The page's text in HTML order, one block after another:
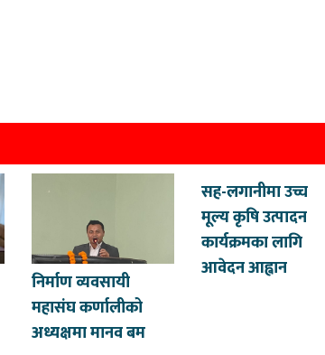
निर्माण व्यवसायी
महासंघ कर्णालीको
अध्यक्षमा मानव बम
सह-लगानीमा उच्च
मूल्य कृषि उत्पादन
कार्यक्रमका लागि
आवेदन आह्वान